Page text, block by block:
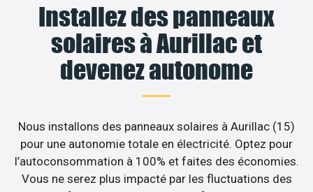
Installez des panneaux
solaires à Aurillac et
devenez autonome
Nous installons des panneaux solaires à Aurillac (15)
pour une autonomie totale en électricité. Optez pour
l’autoconsommation à 100% et faites des économies.
Vous ne serez plus impacté par les fluctuations des